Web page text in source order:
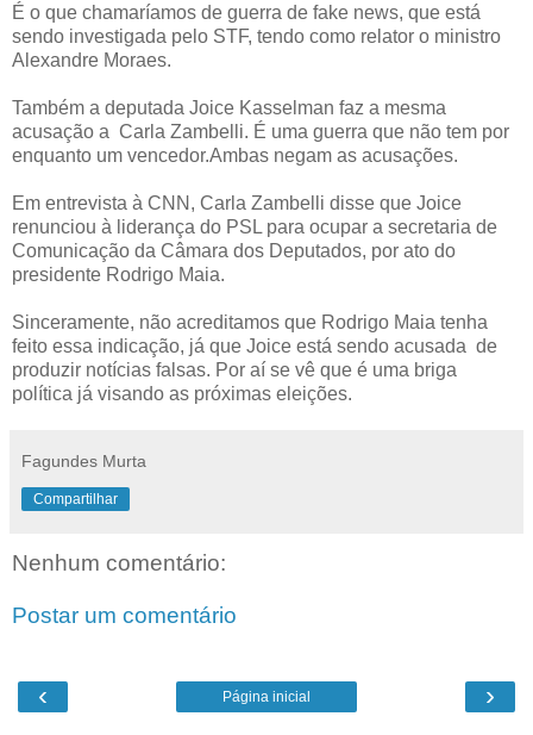
É o que chamaríamos de guerra de fake news, que está
sendo investigada pelo STF, tendo como relator o ministro
Alexandre Moraes.
Também a deputada Joice Kasselman faz a mesma
acusação a Carla Zambelli. É uma guerra que não tem por
enquanto um vencedor.Ambas negam as acusações.
Em entrevista à CNN, Carla Zambelli disse que Joice
renunciou à liderança do PSL para ocupar a secretaria de
Comunicação da Câmara dos Deputados, por ato do
presidente Rodrigo Maia.
Sinceramente, não acreditamos que Rodrigo Maia tenha
feito essa indicação, já que Joice está sendo acusada de
produzir notícias falsas. Por aí se vê que é uma briga
política já visando as próximas eleições.
Fagundes Murta
Compartilhar
Nenhum comentário:
Postar um comentário
‹ ›
Página inicial